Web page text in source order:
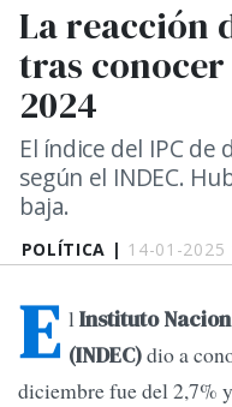
POLÍTICA | 14-01-2025
La reacción
tras
2024
El índice del IPC de
según el INDEC.
baja.
E lInstituto
(INDEC)dio a
diciembre fue del 2,7%